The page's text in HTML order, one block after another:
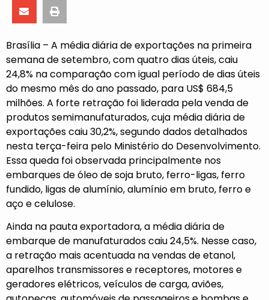
Brasília – A média diária de exportações na primeira
semana de setembro, com quatro dias úteis, caiu
24,8% na comparação com igual período de dias úteis
do mesmo mês do ano passado, para US$ 684,5
milhões. A forte retração foi liderada pela venda de
produtos semimanufaturados, cuja média diária de
exportações caiu 30,2%, segundo dados detalhados
nesta terça-feira pelo Ministério do Desenvolvimento.
Essa queda foi observada principalmente nos
embarques de óleo de soja bruto, ferro-ligas, ferro
fundido, ligas de alumínio, alumínio em bruto, ferro e
aço e celulose.
Ainda na pauta exportadora, a média diária de
embarque de manufaturados caiu 24,5%. Nesse caso,
a retração mais acentuada na vendas de etanol,
aparelhos transmissores e receptores, motores e
geradores elétricos, veículos de carga, aviões,